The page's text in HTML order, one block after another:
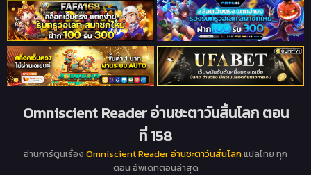
Omniscient Reader อ่านชะตาวันสิ้นโลก ตอน
ที่ 158
อ่านการ์ตูนเรื่อง Omniscient Reader อ่านชะตาวันสิ้นโลกแปลไทย ทุก
ตอน อัพเดทตอนล่าสุด